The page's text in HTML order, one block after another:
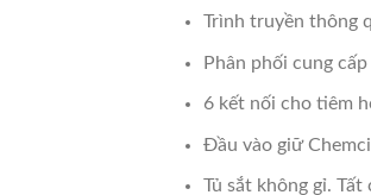
Trình truyền thông
Phân phối cung
6 kết nối cho tiêm
Đầu vào giữ
Tủ sắt không gỉ.